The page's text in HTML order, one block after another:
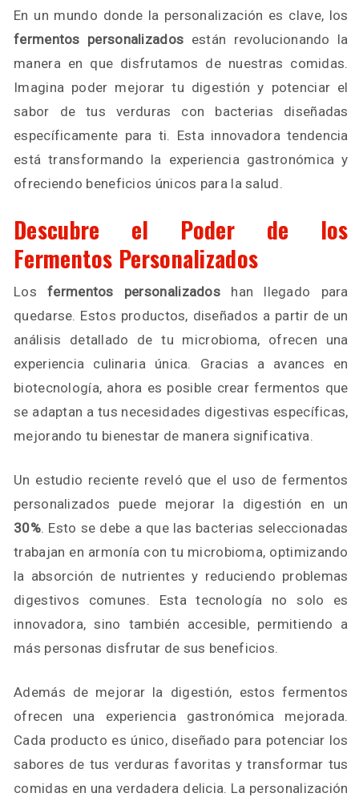
En un mundo donde la personalización es clave, los
fermentos personalizados están revolucionando la
manera en que disfrutamos de nuestras comidas.
Imagina poder mejorar tu digestión y potenciar el
sabor de tus verduras con bacterias diseñadas
específicamente para ti. Esta innovadora tendencia
está transformando la experiencia gastronómica y
ofreciendo beneficios únicos para la salud.
Descubre el Poder de los
Fermentos Personalizados
Losfermentos personalizados han llegado para
quedarse. Estos productos, diseñados a partir de un
análisis detallado de tu microbioma, ofrecen una
experiencia culinaria única. Gracias a avances en
biotecnología, ahora es posible crear fermentos que
se adaptan a tus necesidades digestivas específicas,
mejorando tu bienestar de manera significativa.
Un estudio reciente reveló que el uso de fermentos
personalizados puede mejorar la digestión en un
30%. Esto se debe a que las bacterias seleccionadas
trabajan en armonía con tu microbioma, optimizando
la absorción de nutrientes y reduciendo problemas
digestivos comunes. Esta tecnología no solo es
innovadora, sino también accesible, permitiendo a
más personas disfrutar de sus beneficios.
Además de mejorar la digestión, estos fermentos
ofrecen una experiencia gastronómica mejorada.
Cada producto es único, diseñado para potenciar los
sabores de tus verduras favoritas y transformar tus
comidas en una verdadera delicia. La personalización